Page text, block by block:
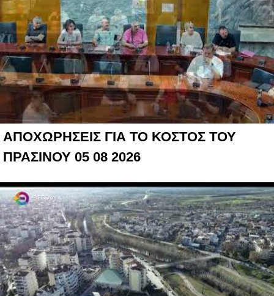
ΑΠΟΧΩΡΗΣΕΙΣ ΓΙΑ ΤΟ ΚΟΣΤΟΣ ΤΟΥ
ΠΡΑΣΙΝΟΥ 05 08 2026